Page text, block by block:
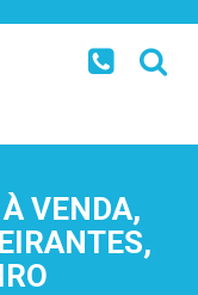
VENDA,